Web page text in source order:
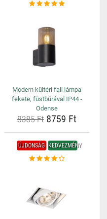
Modern kültéri fali lámpa
fekete, füstbúrával IP44 -
Odense
8385 Ft 8759 Ft
ÚJDONSÁG KEDVEZMÉNY